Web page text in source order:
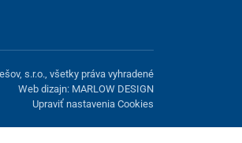
s.r.o., všetky práva vyhradené
Web dizajn: MARLOW DESIGN
Upraviť nastavenia Cookies